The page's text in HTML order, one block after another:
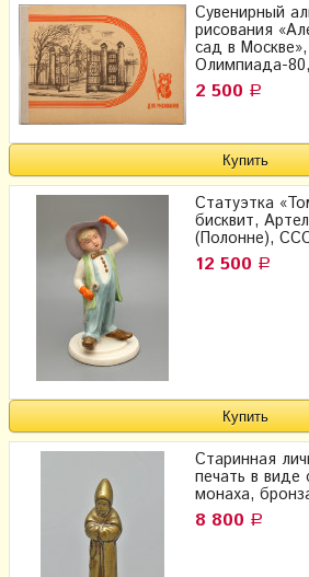
Сувенирный
рисования
сад в
Олимпиада-
2 500 Р
Статуэтка
бисквит,
(Полонне),
12 500 Р
Старинная
печать в виде
монаха,
8 800 Р